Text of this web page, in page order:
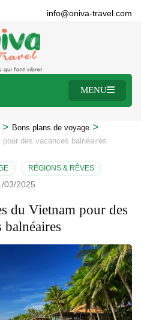
info@oniva-travel.com
MENU
> Bons plans de voyage >
pour des vacances balnéaires
RÉGIONS & RÊVES
03/2025
du Vietnam pour des
balnéaires